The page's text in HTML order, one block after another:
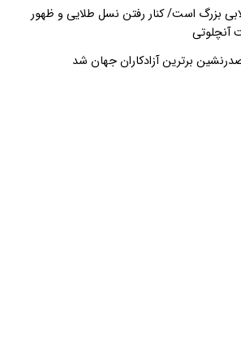
بزرگ است/ کنار رفتن نسل طلایی و ظهور
آنچلوتی
برترین آزادکاران جهان شد